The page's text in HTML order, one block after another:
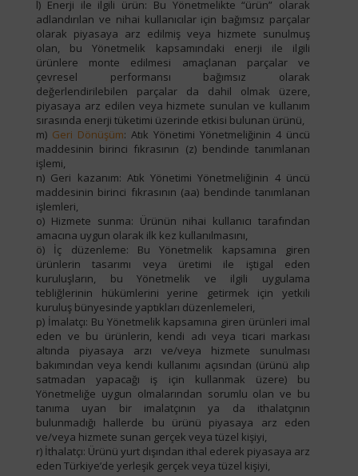
l) Enerji ile ilgili ürün: Bu Yönetmelikte “ürün” olarak
adlandırılan ve nihai kullanıcılar için bağımsız parçalar
olarak piyasaya arz edilmiş veya hizmete sunulmuş
olan, bu Yönetmelik kapsamındaki enerji ile ilgili
ürünlere monte edilmesi amaçlanan parçalar ve
çevresel performansı bağımsız olarak
değerlendirilebilen parçalar da dahil olmak üzere,
piyasaya arz edilen veya hizmete sunulan ve kullanım
sırasında enerji tüketimi üzerinde etkisi bulunan ürünü,
m) Geri Dönüşüm: Atık Yönetimi Yönetmeliğinin 4 üncü
maddesinin birinci fıkrasının (z) bendinde tanımlanan
işlemi,
n) Geri kazanım: Atık Yönetimi Yönetmeliğinin 4 üncü
maddesinin birinci fıkrasının (aa) bendinde tanımlanan
işlemleri,
o) Hizmete sunma: Ürünün nihai kullanıcı tarafından
amacına uygun olarak ilk kez kullanılmasını,
ö) İç düzenleme: Bu Yönetmelik kapsamına giren
ürünlerin tasarımı veya üretimi ile iştigal eden
kuruluşların, bu Yönetmelik ve ilgili uygulama
tebliğlerinin hükümlerini yerine getirmek için yetkili
kuruluş bünyesinde yaptıkları düzenlemeleri,
p) İmalatçı: Bu Yönetmelik kapsamına giren ürünleri imal
eden ve bu ürünlerin, kendi adı veya ticari markası
altında piyasaya arzı ve/veya hizmete sunulması
bakımından veya kendi kullanımı açısından (ürünü alıp
satmadan yapacağı iş için kullanmak üzere) bu
Yönetmeliğe uygun olmalarından sorumlu olan ve bu
tanıma uyan bir imalatçının ya da ithalatçının
bulunmadığı hallerde bu ürünü piyasaya arz eden
ve/veya hizmete sunan gerçek veya tüzel kişiyi,
r) İthalatçı: Ürünü yurt dışından ithal ederek piyasaya arz
eden Türkiye’de yerleşik gerçek veya tüzel kişiyi,